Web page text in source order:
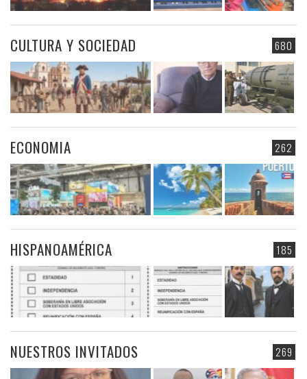
680
CULTURA Y SOCIEDAD
262
ECONOMIA
185
HISPANOAMÉRICA
269
NUESTROS INVITADOS